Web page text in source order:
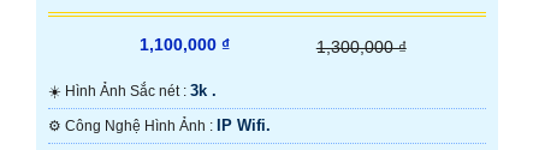
1,100,000 ₫ 1,300,000 ₫
☀️ Hình Ảnh Sắc nét : 3k .
⚙ Công Nghệ Hình Ảnh : IP Wifi.